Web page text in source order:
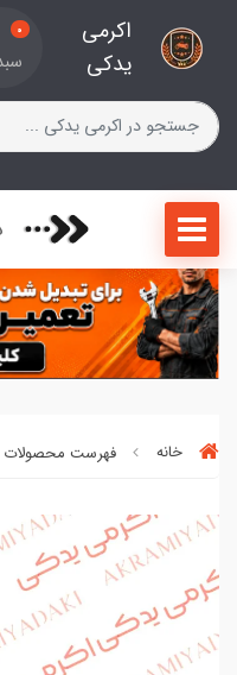
اکرمی
یدکی
0
خانه فهرست محصولات